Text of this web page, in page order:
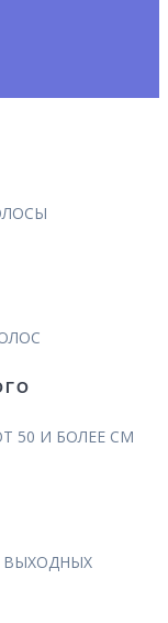
50 И БОЛЕЕ СМ
ВЫХОДНЫХ